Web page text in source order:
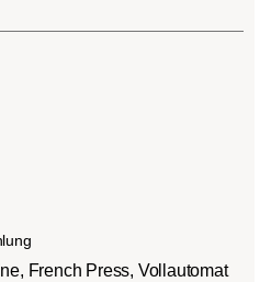
mit
und vollem
Italian):
mit
und
Säureanteil.
der
Herkunft und
French Press, Vollautomat